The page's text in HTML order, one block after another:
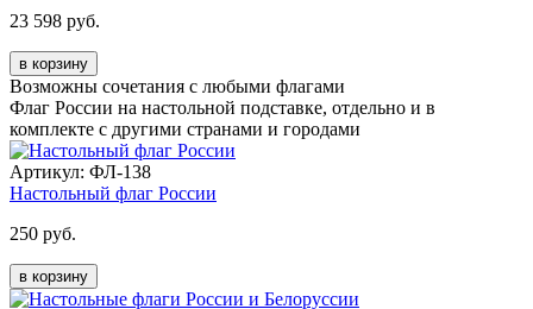
23 598 руб.
в корзину
Возможны сочетания с любыми флагами
Флаг России на настольной подставке, отдельно и в
комплекте с другими странами и городами
Артикул: ФЛ-138
Настольный флаг России
250 руб.
в корзину